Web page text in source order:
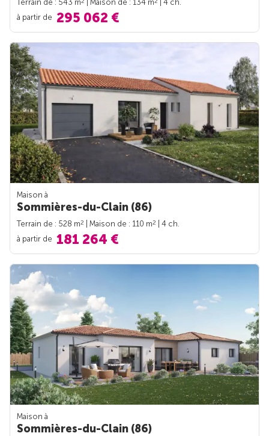
Terrain de : 543 m | Maison de : 134 m
| 4 ch.
à partir de 295 062 €
Maison à
Sommières-du-Clain (86)
Terrain de : 528 m2 | Maison de : 110 m2
| 4 ch.
à partir de 181 264 €
Maison à
Sommières-du-Clain (86)